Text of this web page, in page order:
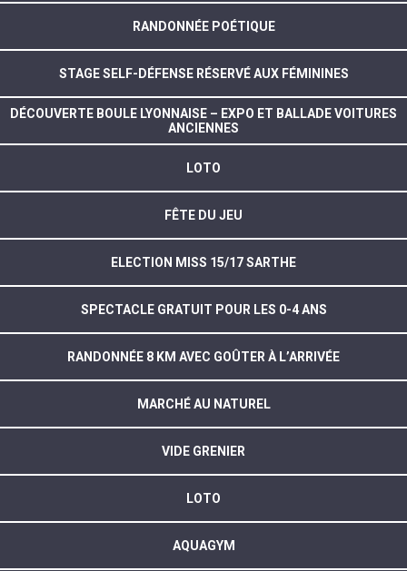
RANDONNÉE POÉTIQUE
STAGE SELF-DÉFENSE RÉSERVÉ AUX FÉMININES
DÉCOUVERTE BOULE LYONNAISE – EXPO ET BALLADE VOITURES
ANCIENNES
LOTO
FÊTE DU JEU
ELECTION MISS 15/17 SARTHE
SPECTACLE GRATUIT POUR LES 0-4 ANS
RANDONNÉE 8 KM AVEC GOÛTER À L’ARRIVÉE
MARCHÉ AU NATUREL
VIDE GRENIER
LOTO
AQUAGYM